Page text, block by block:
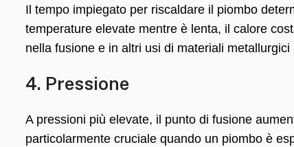
Il tempo impiegato per riscaldare il piombo
temperature elevate mentre è lenta, il calore
nella fusione e in altri usi di materiali
4. Pressione
A pressioni più elevate, il punto di fusione
particolarmente cruciale quando un piombo è